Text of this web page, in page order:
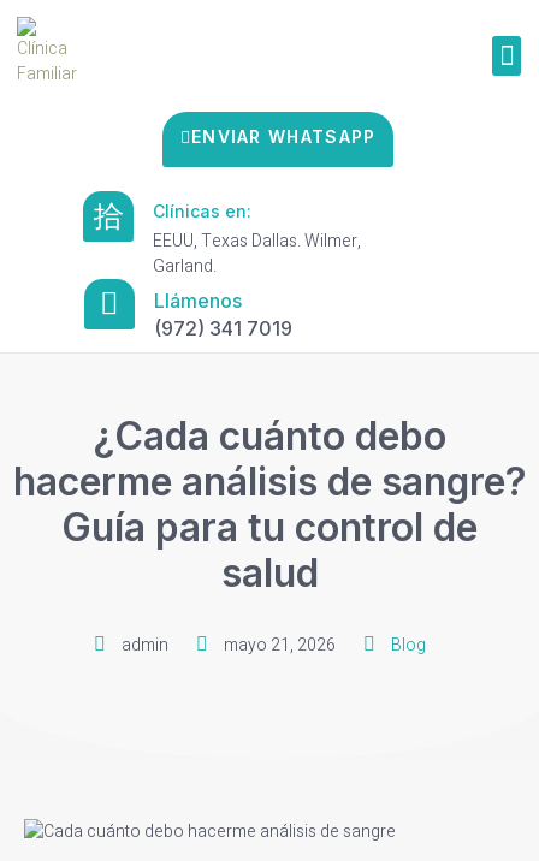
ENVIAR WHATSAPP
Clínicas en:
EEUU, Texas Dallas. Wilmer,
Garland.
Llámenos
(972) 341 7019
¿Cada cuánto debo
hacerme análisis de sangre?
Guía para tu control de
salud
admin mayo 21, 2026 Blog